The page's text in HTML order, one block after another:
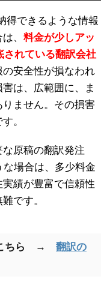
得できるような情報
、 料金が少しアッ
されている翻訳会社
の安全性が損なわれ
は、広範囲に、ま
ません。その損害
。
原稿の翻訳発注
場合は、多少料金
績が豊富で信頼性
です。
こちら → 翻訳の